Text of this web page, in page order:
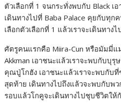
ตัวเลือกที่ 1 จนกระทั่งพบกับ Black เ
เดินทางไปที่ Baba Palace คุยกับทุก
เลือกตัวเลือกที่ 1 แล้วเราจะเดินทาง
ศัตรูคนแรกคือ Miira-Cun หรือมัมมี่แ
Akkman เอาชนะแล้วเราจะพบกับบุ
คุณปู่โกฮัง เอาชนะแล้วเราจะพบกับ
สุดท้าย เดินทางไปถึงแล้วจะพบกับพ
รอบแล้วโกคูจะเดินทางไปชุบชีวิตให้